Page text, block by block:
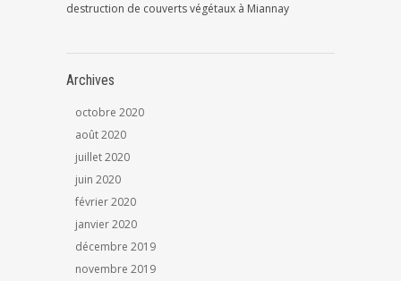
destruction de couverts végétaux à Miannay
Archives
octobre 2020
août 2020
juillet 2020
juin 2020
février 2020
janvier 2020
décembre 2019
novembre 2019